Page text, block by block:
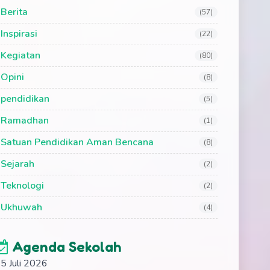
(57)
(22)
(80)
(8)
(5)
(1)
Pendidikan Aman Bencana (8)
(2)
(2)
(4)
Agenda Sekolah
Juli 2026